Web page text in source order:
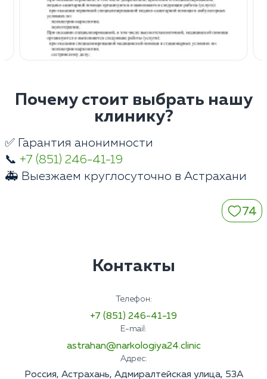
Почему стоит выбрать нашу
клинику?
✅ Гарантия анонимности
📞 +7 (851) 246-41-19
🚑 Выезжаем круглосуточно в Астрахани
74
Контакты
Телефон:
+7 (851) 246-41-19
E-mail:
astrahan@narkologiya24.clinic
Адрес:
Россия, Астрахань, Адмиралтейская улица, 53А